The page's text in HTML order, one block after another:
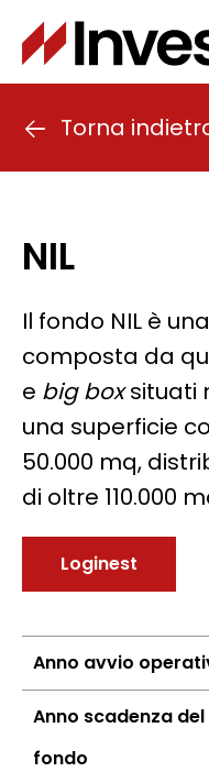
contenuto
principale
Torna
NIL
Il fondo NIL è
composta da
e big boxsituati
una superficie
50.000 mq,
di oltre 110.000
Loginest
Anno avvio
Anno scadenza del
fondo